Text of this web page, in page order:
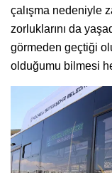
çalışma nedeniyle
zorluklarını da
görmeden geçtiği
olduğumu bilmesi